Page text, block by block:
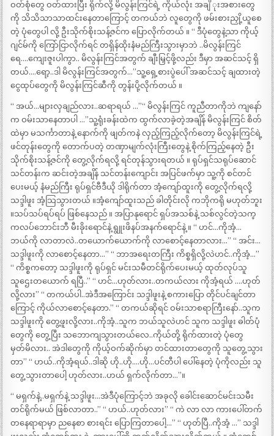
ဝတ်စုံတွေ ဝတ်ထားပြီး ရိုက်လို့ မိလွန်းကြင်ရဲ့ ကိုယ်လုံး အချိ ုးအစားတွေ
ကို သိသိသာသာထင်းနေတာကြောင့် တကယ်ဘဲ လူတွေကို ဖမ်းစားညှို့ယူစေ
တဲ့ ပုံတွေပါ လို့ ဦးသိုက်စိုးသန့်ဇင်က ပြောလိုက်တယ် ။ “ ဒီပုံတွေနဲ့သာ ကိုယ့်
ဂျင်မ်ကို ကြော်ငြာလိုက်ရင် တရှိန်ထိုးနံမည်ကြီးသွားမှာဘဲ ..မိလွန်းကြင်
ရေ….ကျေးဇူးပါကွာ.. မိလွန်းကြင်အတွက် ချီးမြှင့်ဖို့လည်း ဒီမှာ အဆင်သင့် ရှိ
တယ်….ရော့..ဒါ မိလွန်းကြင်အတွက်…”သူ့ရှေ့စားပွဲပေါ် အဆင်သင့် ချထားတဲ့
ငွေထုပ်တွေကို မိလွန်းကြင်ဆီကို တွန်းပို့လိုက်တယ် ။
“ အယ်…များလှချည်လား..ဆရာရယ် …”“ မိလွန်းကြင် ကူညီတာကိုဘဲ ကျနော်
က ဝမ်းသာနေတာပါ …”သူ့ရုံးခန်းထဲက ထွက်လာခဲ့တဲ့အချိန် မိလွန်းကြင် စိတ်
ထဲမှာ မသင်္ကာတာနဲ့ နောက်ကို ဖျတ်ကနဲ လှည့်ကြည့်လိုက်တော့ မိလွန်းကြင်ရဲ့
ဖင်တုန်းတွေကို တောက်ပတဲ့ တဏှာမျက်လုံးကြီးတွေနဲ့ စိုက်ကြည့်နေတဲ့ ဦး
သိုက်စိုးသန့်ဇင်ကို တွေ့လိုက်ရလို့ ရင်တုန်သွားရတယ် ။ ရုပ်ရှင်သရုပ်ဆောင်
သင်တန်းက ဆင်းတဲ့အချိန် သင်တန်းကျောင်း အပြင်ဖက်မှာ သူ့ကို စင်တင်
ပေးမယ့် နံမည်ကြီး ရုပ်ရှင်ဗီဒီယို ဒါရိုက်တာ အံ့ကျော်ထူးကို တွေ့လိုက်ရလို့
သဒ္ဒါဖူး အံ့သြသွားတယ် ။အံ့ကျော်ထူးသည် ခါတိုင်းလို ကဘိုကရို မဟုတ်ဘူး
။သပ်သပ်ရပ်ရပ် ဖြစ်နေသည် ။ အပြာနုရောင် ရှပ်အသစ်နဲ့ သစ်လွင်တဲ့သက္
ကလပ်ဘောင်းဘီ မီးခိုးရောင်နဲ့ ရွူးဖိနပ်အနက်ရောင်နဲ့ ။ “ ဟင်…ကိုအံ့…
ဘယ်ကို လာတာလဲ..တယောက်ယောက်ကို လာစောင့်နေတာလား…” “ အင်း…
သဒ္ဒါဖူးကို လာစောင့်နေတာ…” “ ဘာအရေးတကြီး ကိစ္စရှိလို့လဲဟင်..ကိုအံ့…”
“ ကိစ္စကတော့ သဒ္ဒါဖူးကို ရုပ်ရှင် မင်းသမီတင်ရိုက်ပေးမယ့် ထုတ်လုပ်သူ
သူဌေးတယောက် ရပြီ..” “ ဟင်…ဟုတ်လား..တကယ်လား ကိုအံ့ရယ် ….ဟုတ်
လို့လား” “ တကယ်ပါ..အဲဒီအကြောင်း သဒ္ဒါဖူးနဲ့ စကားပြော တိုင်ပင်ချင်တာ
ကြောင့် ကိုယ်လာစောင့်နေတာ.” “ တကယ်ဆိုရင် ဝမ်းသာစရာကြီးနော်..သူက
သဒ္ဒါဖူးကို တွေ့ဖူးလို့လား..ကိုအံ့..သူက ဘယ်သူလဲဟင် သူက သဒ္ဒါဖူး ဓါတ်ပုံ
တွေကို တွေ့ပြီး သဘောကျသွားတယ်လေ..ကိုယ်တို့ ရိုက်ထားတဲ့ ပုံတွေ
မှတ်မိလား.. အဲဒါတွေကို ကိုယ့်ဝက်ဆိုက်မှာ တင်ထားတာတွေကို သူတွေ့သွား
တာ” “ ဟယ်..ကိုအံ့ရယ်..ဒါဆို ဟို..ဟို….ဟို…ပင်တီပါ ပေါ်နေတဲ့ ပုံကိုလည်း သူ
တွေ့သွားတာပေါ့ ဟုတ်လား..ဟယ် ရှက်လိုက်တာ…”။
“ မရှက်နဲ့..မရှက်နဲ့ သဒ္ဒါဖူး…အဲဒီပုံကြောင့်ဘဲ အခုလို ခေါင်းဆောင်မင်းသမီး
တင်ရိုက်မယ် ဖြစ်လာတာ..” “ ဟယ်..ဟုတ်လား” “ ကဲ လာ လာ ကားပေါ်တက်
တနေရာရာမှာ ညနေစာ စားရင်း ပြောကြတာပေါ့…” “ ဟုတ်ပြီ..ကိုအံ့ …” သဒ္ဒါ